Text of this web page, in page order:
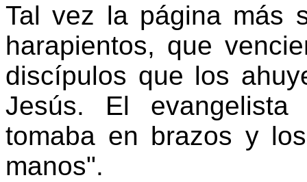
Tal vez la página más
harapientos, que
discípulos que los
Jesús. El
tomaba en brazos y
manos".